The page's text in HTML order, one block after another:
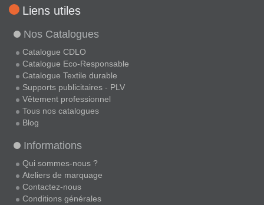
Liens utiles
Nos Catalogues
Catalogue CDLO
Catalogue Eco-Responsable
Catalogue Textile durable
Supports publicitaires - PLV
Vêtement professionnel
Tous nos catalogues
Blog
Informations
Qui sommes-nous ?
Ateliers de marquage
Contactez-nous
Conditions générales